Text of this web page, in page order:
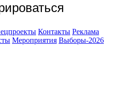
Контакты Реклама
Мероприятия Выборы-2026